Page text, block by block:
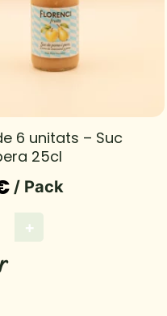
6 unitats – Suc
25cl
/ Pack
+